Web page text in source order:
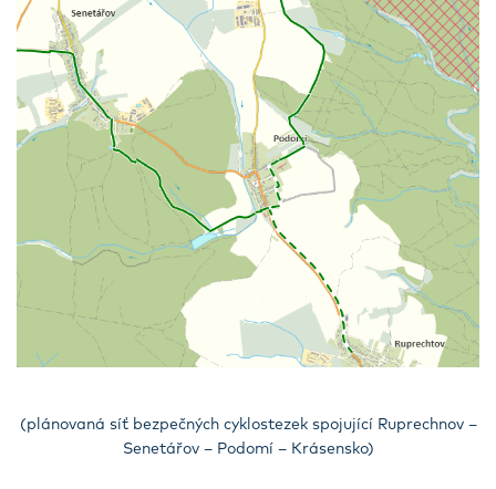
(plánovaná síť bezpečných cyklostezek spojující Ruprechnov –
Senetářov – Podomí – Krásensko)